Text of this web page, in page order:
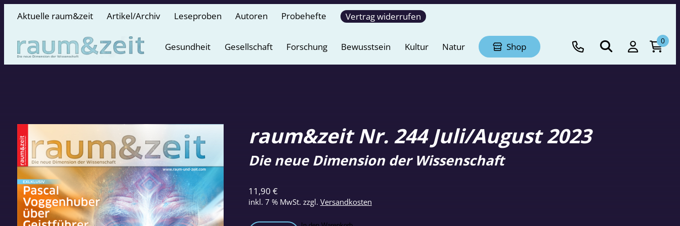
Aktuelle raum&zeit Artikel/Archiv Leseproben Autoren Probehefte Vertrag widerrufen
Gesundheit Gesellschaft Forschung Bewusstsein Kultur Natur Shop
0
raum&zeit Nr. 244 Juli/August 2023
11,90 €
inkl. 7 % MwSt. zzgl. Versandkosten
Die neue Dimension der Wissenschaft